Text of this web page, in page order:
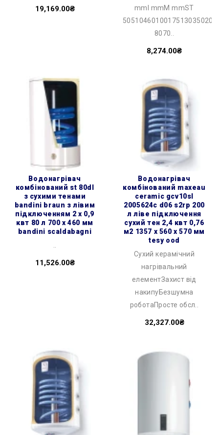
19,169.00₴
mmI mmM mmST
8070..
8,274.00₴
водонагрівач
комбінований st 80dl
з сухими тенами
bandini braun з лівим
підключенням 2 х 0,9
квт 80 л 700 x 460 мм
bandini scaldabagni
..
11,526.00₴
водонагрівач
комбінований maxeau
ceramic gcv10sl
2005624c d06 s2rp 200
л ліве підключення
сухий тен 2,4 квт 0,76
м2 1357 x 560 x 570 мм
tesy ood
Сухий керамічний
нагрівальний
елементЗахист від
накипуБезшумна
роботаПросте обсл..
32,327.00₴